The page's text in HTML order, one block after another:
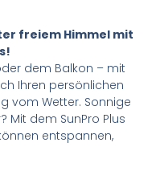
freiem Himmel mit
dem Balkon – mit
Ihren persönlichen
vom Wetter. Sonnige
Mit dem SunPro Plus
entspannen,